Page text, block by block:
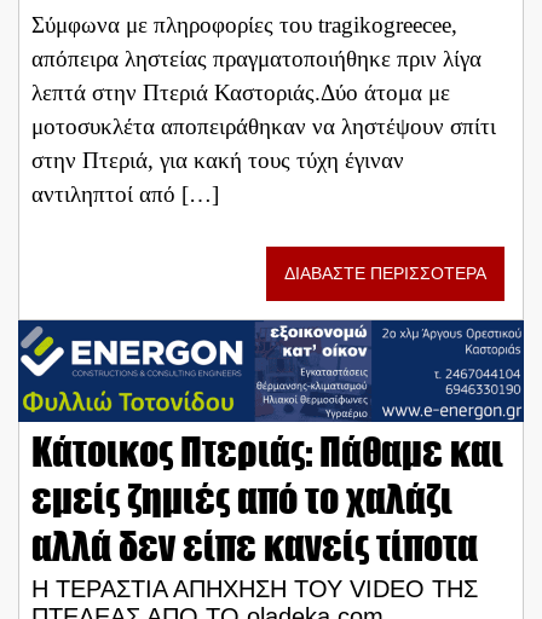
Σύμφωνα με πληροφορίες του tragikogreecee,
απόπειρα ληστείας πραγματοποιήθηκε πριν λίγα
λεπτά στην Πτεριά Καστοριάς.Δύο άτομα με
μοτοσυκλέτα αποπειράθηκαν να ληστέψουν σπίτι
στην Πτεριά, για κακή τους τύχη έγιναν
αντιληπτοί από […]
ΔΙΑΒΑΣΤΕ ΠΕΡΙΣΣΟΤΕΡΑ
Κάτοικος Πτεριάς: Πάθαμε και
εμείς ζημιές από το χαλάζι
αλλά δεν είπε κανείς τίποτα
Η ΤΕΡΑΣΤΙΑ ΑΠΗΧΗΣΗ ΤΟΥ VIDEO ΤΗΣ